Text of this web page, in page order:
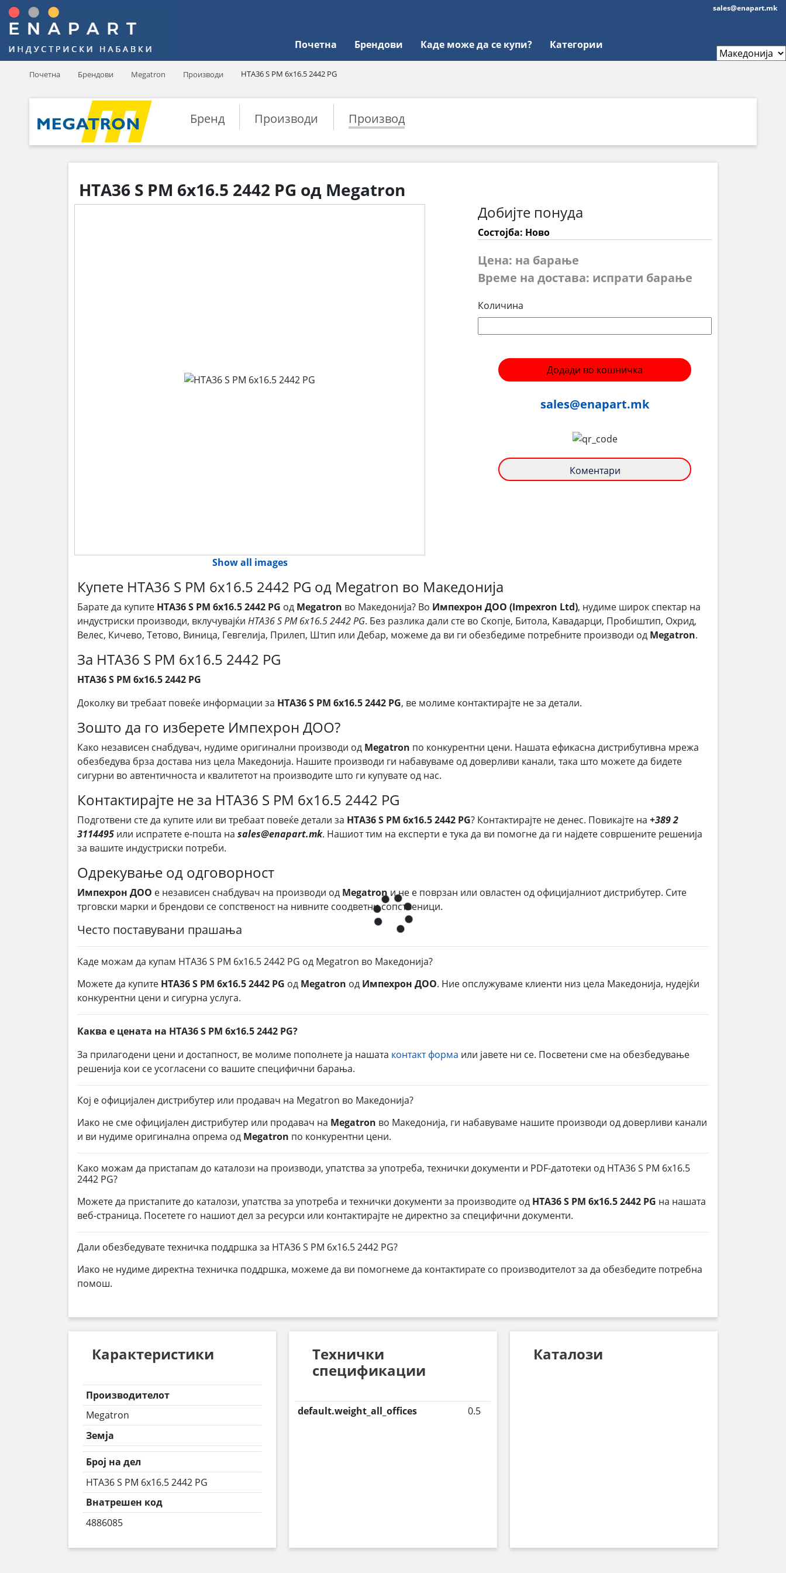
Почетна Брендови Каде може да се купи? Категории
sales@enapart.mk
Почетна Брендови Megatron Производи HTA36 S PM 6x16.5 2442 PG
Бренд Производи Производ
HTA36 S PM 6x16.5 2442 PG од Megatron
Show all images
Добијте понуда
Состојба: Ново
Цена: на барање
Време на достава: испрати барање
Количина
Додади во кошничка
sales@enapart.mk
Коментари
Купете HTA36 S PM 6x16.5 2442 PG од Megatron во Македонија
Барате да купите HTA36 S PM 6x16.5 2442 PG од Megatron во Македонија? Во Импехрон ДОО (Impexron Ltd), нудиме широк спектар на
индустриски производи, вклучувајќи HTA36 S PM 6x16.5 2442 PG. Без разлика дали сте во Скопје, Битола, Кавадарци, Пробиштип, Охрид,
Велес, Кичево, Тетово, Виница, Гевгелија, Прилеп, Штип или Дебар, можеме да ви ги обезбедиме потребните производи од Megatron.
За HTA36 S PM 6x16.5 2442 PG
HTA36 S PM 6x16.5 2442 PG
Доколку ви требаат повеќе информации за HTA36 S PM 6x16.5 2442 PG, ве молиме контактирајте не за детали.
Зошто да го изберете Импехрон ДОО?
Како независен снабдувач, нудиме оригинални производи од Megatron по конкурентни цени. Нашата ефикасна дистрибутивна мрежа
обезбедува брза достава низ цела Македонија. Нашите производи ги набавуваме од доверливи канали, така што можете да бидете
сигурни во автентичноста и квалитетот на производите што ги купувате од нас.
Контактирајте не за HTA36 S PM 6x16.5 2442 PG
Подготвени сте да купите или ви требаат повеќе детали за HTA36 S PM 6x16.5 2442 PG? Контактирајте не денес. Повикајте на +389 2
3114495 или испратете е-пошта на sales@enapart.mk. Нашиот тим на експерти е тука да ви помогне да ги најдете совршените решенија
за вашите индустриски потреби.
Одрекување од одговорност
Импехрон ДОО е независен снабдувач на производи од Megatron и не е поврзан или овластен од официјалниот дистрибутер. Сите
трговски марки и брендови се сопственост на нивните соодветни сопственици.
Често поставувани прашања
Каде можам да купам HTA36 S PM 6x16.5 2442 PG од Megatron во Македонија?
Можете да купите HTA36 S PM 6x16.5 2442 PG од Megatron од Импехрон ДОО. Ние опслужуваме клиенти низ цела Македонија, нудејќи
конкурентни цени и сигурна услуга.
Каква е цената на HTA36 S PM 6x16.5 2442 PG?
За прилагодени цени и достапност, ве молиме пополнете ја нашата контакт форма или јавете ни се. Посветени сме на обезбедување
решенија кои се усогласени со вашите специфични барања.
Кој е официјален дистрибутер или продавач на Megatron во Македонија?
Иако не сме официјален дистрибутер или продавач на Megatron во Македонија, ги набавуваме нашите производи од доверливи канали
и ви нудиме оригинална опрема од Megatron по конкурентни цени.
Како можам да пристапам до каталози на производи, упатства за употреба, технички документи и PDF-датотеки од HTA36 S PM 6x16.5
2442 PG?
Можете да пристапите до каталози, упатства за употреба и технички документи за производите од HTA36 S PM 6x16.5 2442 PG на нашата
веб-страница. Посетете го нашиот дел за ресурси или контактирајте не директно за специфични документи.
Дали обезбедувате техничка поддршка за HTA36 S PM 6x16.5 2442 PG?
Иако не нудиме директна техничка поддршка, можеме да ви помогнеме да контактирате со производителот за да обезбедите потребна
помош.
Карактеристики
Производителот
Megatron
Земја
Број на дел
HTA36 S PM 6x16.5 2442 PG
Внатрешен код
4886085
Технички
спецификации
default.weight_all_offices 0.5
Каталози